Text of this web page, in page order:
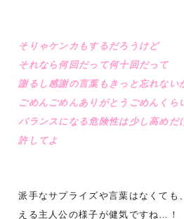
そりゃケンカもするだろうけど
それなら何回だって何十回だって
謝るし感謝の言葉もきっと忘れない
ごめんごめんありがとうごめんくら
バランスになる危険性は少し高めだ
許してよ
派手なサプライズや言葉はなくても
える主人公の様子が健気ですね…！